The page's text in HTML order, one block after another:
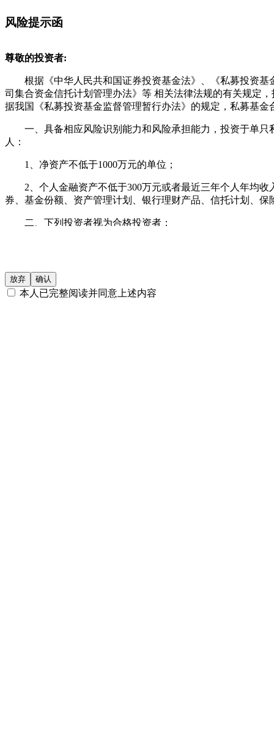
风险提示函
尊敬的投资者:
根据《中华人民共和国证券投资基金法》、《私募投资基
司集合资金信托计划管理办法》等 相关法律法规的有关规定
据我国《私募投资基金监督管理暂行办法》的规定，私募基金
一、具备相应风险识别能力和风险承担能力，投资于单只
人：
1、净资产不低于1000万元的单位；
2、个人金融资产不低于300万元或者最近三年个人年均收
券、基金份额、资产管理计划、银行理财产品、信托计划
二、下列投资者视为合格投资者：
3、投资于所管理私募基金的私募基金管理人及其从业人
放弃 确认
本人已完整阅读并同意上述内容